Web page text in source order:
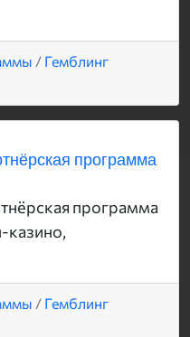
/ Гемблинг
программа
программа
казино,
/ Гемблинг